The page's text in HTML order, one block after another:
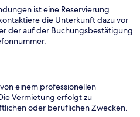
ist eine Reservierung
die Unterkunft dazu vor
der auf der Buchungsbestätigung
einem professionellen
Vermietung erfolgt zu
oder beruflichen Zwecken.